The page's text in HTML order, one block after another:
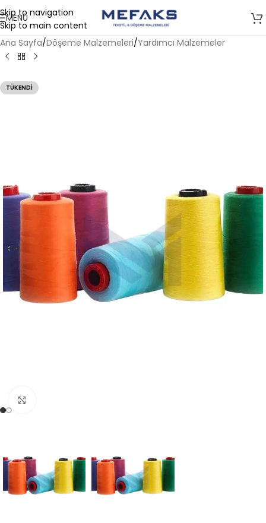
Skip to navigation
Skip to main content
MENÜ
Ana Sayfa/Döşeme Malzemeleri/Yardımcı Malzemeler
TÜKENDI